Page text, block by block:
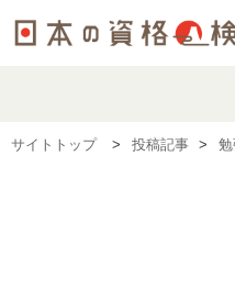
サイトトップ 投稿記事